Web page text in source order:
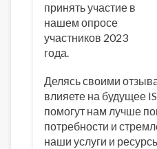
принять участие в
нашем опросе
участников 2023
года.
Делясь своими
влияете на будущее
помогут нам лучше
потребности и
наши услуги и